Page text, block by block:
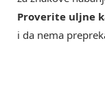
Proverite uljne
i da nema